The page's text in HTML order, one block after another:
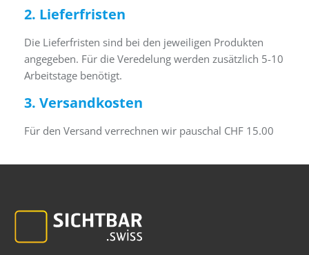
2. Lieferfristen
Die Lieferfristen sind bei den jeweiligen Produkten
angegeben. Für die Veredelung werden zusätzlich 5-10
Arbeitstage benötigt.
3. Versandkosten
Für den Versand verrechnen wir pauschal CHF 15.00